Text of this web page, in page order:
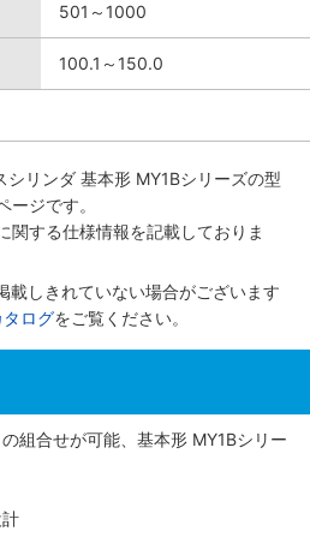
501～1000
100.1～150.0
シリンダ 基本形 MY1Bシリーズの型
ジです。
する仕様情報を記載しておりま
載しきれていない場合がございます
タログをご覧ください。
組合せが可能、基本形 MY1Bシリー